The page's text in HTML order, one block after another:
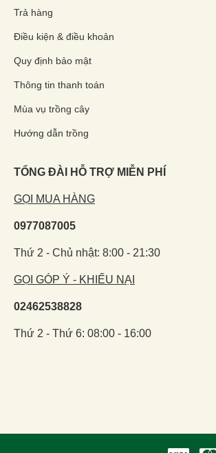
Trả hàng
Điều kiện & điều khoản
Quy định bảo mật
Thông tin thanh toán
Mùa vụ trồng cây
Hướng dẫn trồng
TỔNG ĐÀI HỖ TRỢ MIỄN PHÍ
GỌI MUA HÀNG
0977087005
Thứ 2 - Chủ nhật: 8:00 - 21:30
GỌI GÓP Ý - KHIẾU NẠI
02462538828
Thứ 2 - Thứ 6: 08:00 - 16:00